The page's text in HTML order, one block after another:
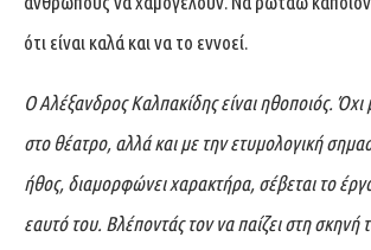
ότι είναι καλά και να το εννοεί.
Ο Αλέξανδρος Καλπακίδης είναι ηθοποιός. Όχι
στο θέατρο, αλλά και με την ετυμολογική
ήθος, διαμορφώνει χαρακτήρα, σέβεται το
εαυτό του. Βλέποντάς τον να παίζει στη σκηνή